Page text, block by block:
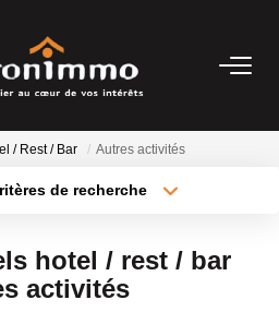
/ Rest / Bar Autres activités
de recherche
Surface min
hotel / rest / bar
activités